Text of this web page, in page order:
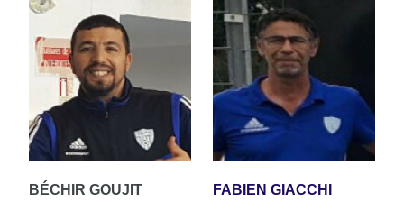
BÉCHIR GOUJIT FABIEN GIACCHI